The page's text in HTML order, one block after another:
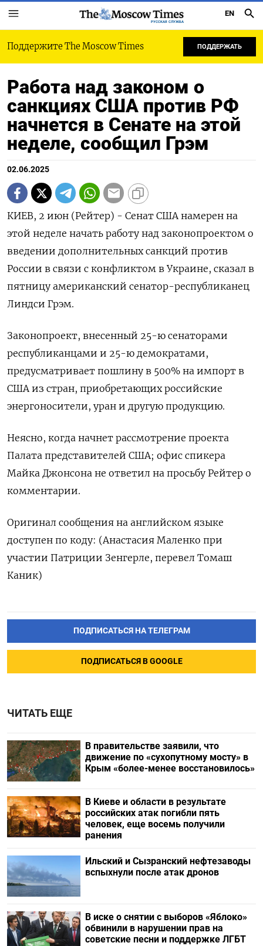
РУССКАЯ СЛУЖБА
EN
Поддержите The Moscow Times ПОДДЕРЖАТЬ
Работа над законом о
санкциях США против РФ
начнется в Сенате на этой
неделе, сообщил Грэм
02.06.2025
КИЕВ, 2 июн (Рейтер) - Сенат США намерен на
этой неделе начать работу над законопроектом о
введении дополнительных санкций против
России в связи с конфликтом в Украине, сказал в
пятницу американский сенатор-республиканец
Линдси Грэм.
Законопроект, внесенный 25-ю сенаторами
республиканцами и 25-ю демократами,
предусматривает пошлину в 500% на импорт в
США из стран, приобретающих российские
энергоносители, уран и другую продукцию.
Неясно, когда начнет рассмотрение проекта
Палата представителей США; офис спикера
Майка Джонсона не ответил на просьбу Рейтер о
комментарии.
Оригинал сообщения на английском языке
доступен по коду: (Анастасия Маленко при
участии Патриции Зенгерле, перевел Томаш
Каник)
ПОДПИСАТЬСЯ НА ТЕЛЕГРАМ
ПОДПИСАТЬСЯ В GOOGLE
ЧИТАТЬ ЕЩЕ
В правительстве заявили, что
движение по «сухопутному мосту» в
Крым «более-менее восстановилось»
В Киеве и области в результате
российских атак погибли пять
человек, еще восемь получили
ранения
Ильский и Сызранский нефтезаводы
вспыхнули после атак дронов
В иске о снятии с выборов «Яблоко»
обвинили в нарушении прав на
советские песни и поддержке ЛГБТ